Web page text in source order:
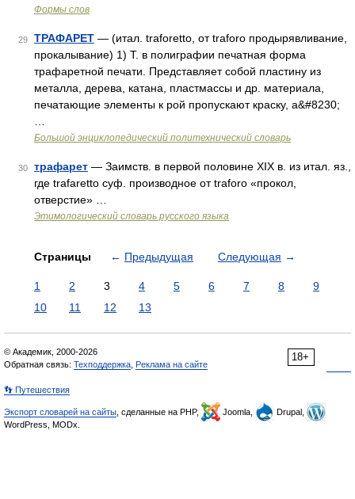
Формы слов
29 ТРАФАРЕТ — (итал. traforetto, от traforo продырявливание,
прокалывание) 1) Т. в полиграфии печатная форма
трафаретной печати. Представляет собой пластину из
металла, дерева, катана, пластмассы и др. материала,
печатающие элементы к рой пропускают краску, а&#8230;
Большой энциклопедический политехнический словарь
30 трафарет — Заимств. в первой половине XIX в. из итал. яз.,
где trafaretto суф. производное от traforo «прокол,
отверстие» …
Этимологический словарь русского языка
Страницы ← Предыдущая Следующая →
1 2 3 4 5 6 7 8
9
10
11 12 13
18+
© Академик, 2000-2026
Обратная связь: Техподдержка Реклама на сайте
👣 Путешествия
Экспорт словарей на сайты , сделанные на PHP, Joomla,
Drupal,
WordPress, MODx.